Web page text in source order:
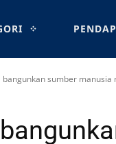
bangunkan sumber manusia